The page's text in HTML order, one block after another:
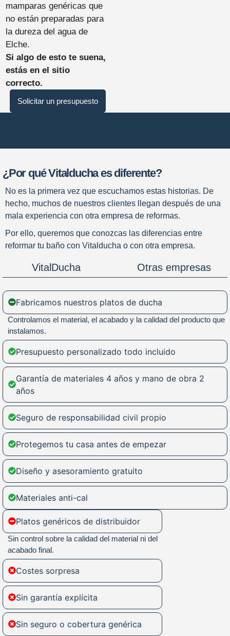
mamparas genéricas que
no están preparadas para
la dureza del agua de
Elche.
Si algo de esto te suena,
estás en el sitio
correcto.
Solicitar un presupuesto
¿Por qué Vitalducha es diferente?
No es la primera vez que escuchamos estas historias. De
hecho, muchos de nuestros clientes llegan después de una
mala experiencia con otra empresa de reformas.
Por ello, queremos que conozcas las diferencias entre
reformar tu baño con Vitalducha o con otra empresa.
VitalDucha Otras empresas
Fabricamos nuestros platos de ducha
Controlamos el material, el acabado y la calidad del producto que
instalamos.
Presupuesto personalizado todo incluido
Garantía de materiales 4 años y mano de obra 2
años
Seguro de responsabilidad civil propio
Protegemos tu casa antes de empezar
Diseño y asesoramiento gratuito
Materiales anti-cal
Platos genéricos de distribuidor
Sin control sobre la calidad del material ni del
acabado final.
Costes sorpresa
Sin garantía explícita
Sin seguro o cobertura genérica